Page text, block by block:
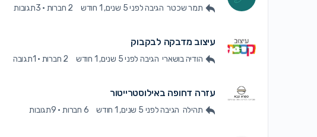
תמר שכטר הגיבהלפני 5 שנים, 1 חודש 2 חברות · 3תגובות
עיצוב מדבקה לבקבוק
הודיה בושארי הגיבה לפני 5 שנים, 1 חודש 2 חברות · 1תגובה
עזרה דחופה באילוסטרייטור
תהילה הגיבהלפני 5 שנים, 1 חודש 6 חברות · 9תגובות